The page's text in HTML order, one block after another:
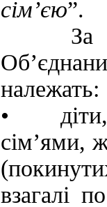
сім’єю”.
За
належать:
• діти,
сім’ями,
взагалі